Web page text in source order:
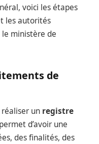
voici les étapes
les autorités
ministère de
de
un registre
d’avoir une
des finalités, des